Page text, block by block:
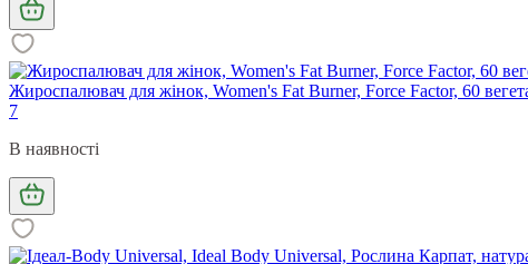
Жироспалювач для жінок, Women's Fat Burner, Force Factor, 60
7
В наявності